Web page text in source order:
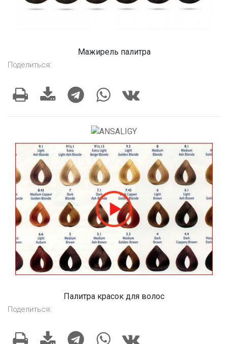
Мажирель палитра
Поделиться:
Палитра красок для волос
Поделиться: